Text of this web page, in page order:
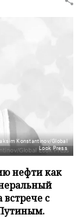
Konstantinov/Global
Look Press
нефти как
с